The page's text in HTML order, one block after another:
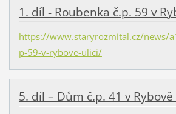
1. díl - Roubenka č.p. 59 v
https://www.staryrozmital.cz/news/
p-59-v-rybove-ulici/
5. díl – Dům č.p. 41 v